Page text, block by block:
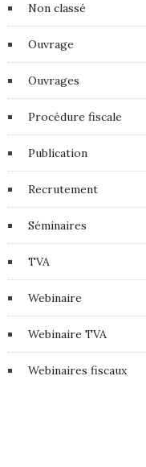
Non classé
Ouvrage
Ouvrages
Procédure fiscale
Publication
Recrutement
Séminaires
TVA
Webinaire
Webinaire TVA
Webinaires fiscaux